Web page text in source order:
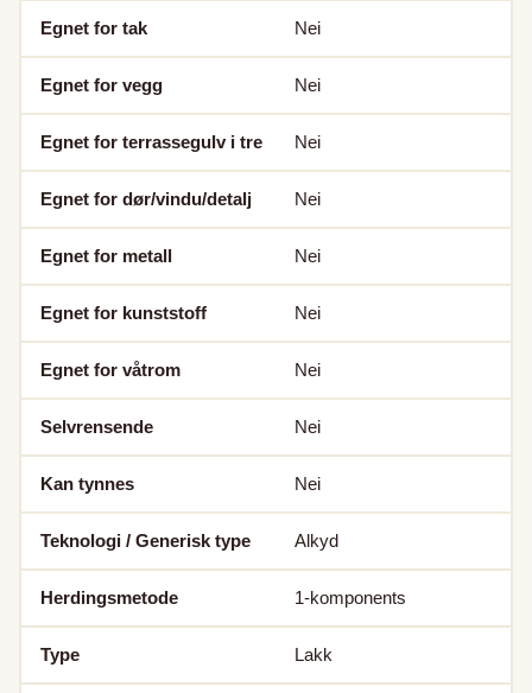
Egnet for tak Nei
Egnet for vegg Nei
Egnet for terrassegulv i tre Nei
Egnet for dør/vindu/detalj Nei
Egnet for metall Nei
Egnet for kunststoff Nei
Egnet for våtrom Nei
Selvrensende Nei
Kan tynnes Nei
Teknologi / Generisk type Alkyd
Herdingsmetode 1-komponents
Type Lakk